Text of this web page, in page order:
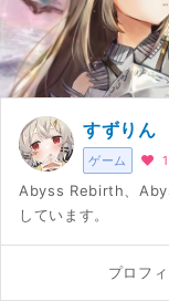
ゲーム
すずりん
Abyss Rebirth、
しています。
プロフ